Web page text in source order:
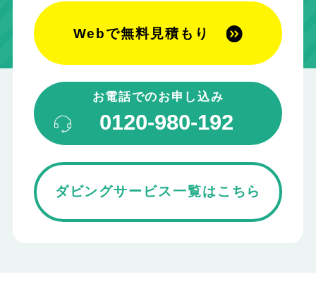
Webで無料見積もり
お電話でのお申し込み
0120-980-192
ダビングサービス一覧はこちら